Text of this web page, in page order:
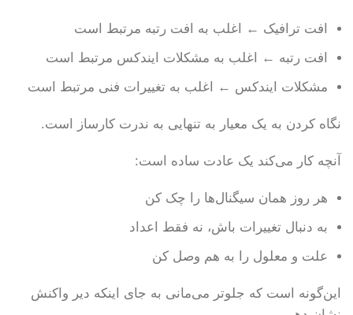
افت ترافیک ← اغلب به افت رتبه مرتبط است
افت رتبه ← اغلب به مشکلات ایندکس مرتبط است
مشکلات ایندکس ← اغلب به تغییرات فنی مرتبط است
نگاه کردن به یک معیار به تنهایی به ندرت کارساز است.
آنچه کار می‌کند یک عادت ساده است:
هر روز همان سیگنال‌ها را چک کن
به دنبال تغییرات باش، نه فقط اعداد
علت و معلول را به هم وصل کن
این‌گونه است که جلوتر می‌مانی به جای اینکه دیر واکنش